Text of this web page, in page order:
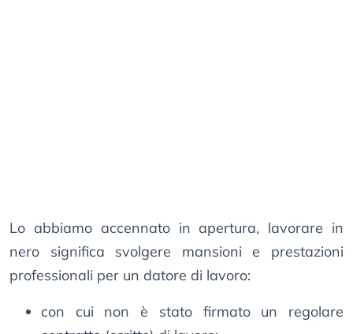
Lo abbiamo accennato in apertura, lavorare in
nero significa svolgere mansioni e prestazioni
professionali per un datore di lavoro:
con cui non è stato firmato un regolare